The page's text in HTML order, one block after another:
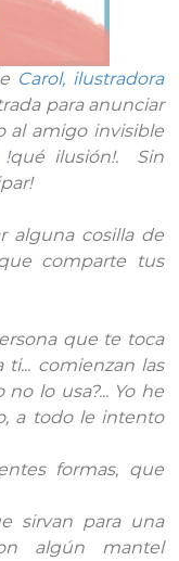
Carol, ilustradora
para anunciar
al amigo invisible
!qué ilusión!. Sin
alguna cosilla de
comparte tus
que te toca
comienzan las
lo usa?... Yo he
a todo le intento
formas, que
sirvan para una
algún mantel